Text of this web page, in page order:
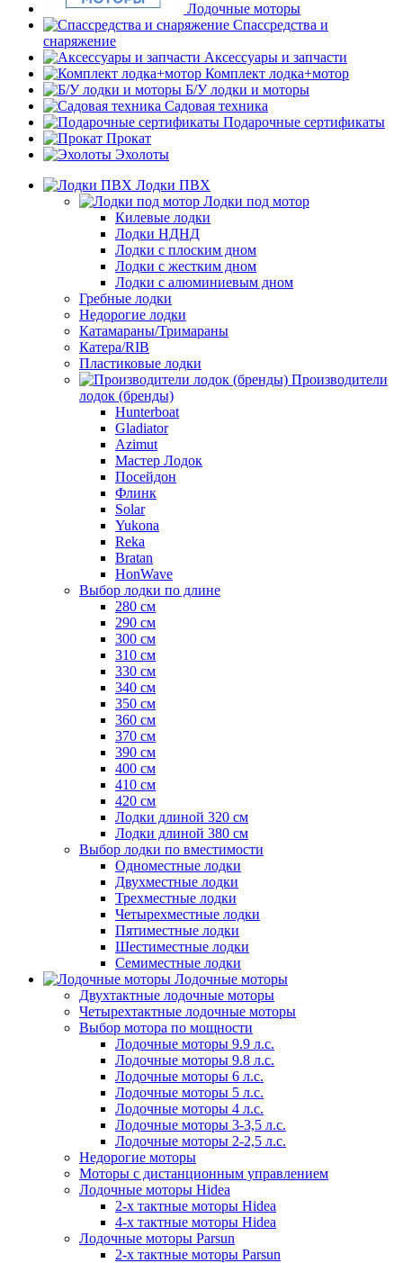
Лодочные моторы
Спассредства и
снаряжение
Аксессуары и запчасти
Комплект лодка+мотор
Б/У лодки и моторы
Садовая техника
Подарочные сертификаты
Прокат
Эхолоты
Лодки ПВХ
Лодки под мотор
Килевые лодки
Лодки НДНД
Лодки с плоским дном
Лодки с жестким дном
Лодки с алюминиевым дном
Гребные лодки
Недорогие лодки
Катамараны/Тримараны
Катера/RIB
Пластиковые лодки
Производители
лодок (бренды)
Hunterboat
Gladiator
Azimut
Мастер Лодок
Посейдон
Флинк
Solar
Yukona
Reka
Bratan
HonWave
Выбор лодки по длине
280 см
290 см
300 см
310 см
330 см
340 см
350 см
360 см
370 см
390 см
400 см
410 см
420 см
Лодки длиной 320 см
Лодки длиной 380 см
Выбор лодки по вместимости
Одноместные лодки
Двухместные лодки
Трехместные лодки
Четырехместные лодки
Пятиместные лодки
Шестиместные лодки
Семиместные лодки
Лодочные моторы
Двухтактные лодочные моторы
Четырехтактные лодочные моторы
Выбор мотора по мощности
Лодочные моторы 9.9 л.с.
Лодочные моторы 9.8 л.с.
Лодочные моторы 6 л.с.
Лодочные моторы 5 л.с.
Лодочные моторы 4 л.с.
Лодочные моторы 3-3,5 л.с.
Лодочные моторы 2-2,5 л.с.
Недорогие моторы
Моторы с дистанционным управлением
Лодочные моторы Hidea
2-х тактные моторы Hidea
4-х тактные моторы Hidea
Лодочные моторы Parsun
2-х тактные моторы Parsun